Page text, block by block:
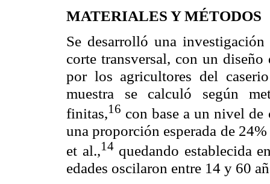
MATERIALES Y MÉTODOS
Se desarrolló una
corte transversal, con un
por los agricultores del
muestra se calculó según
finitas,16 con base a un nivel
una proporción esperada de
et al.,14 quedando establecida
edades oscilaron entre 14 y 60